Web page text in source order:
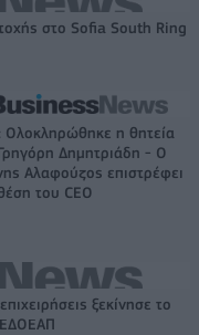
στο Sofia South Ring
Ολοκληρώθηκε η θητεία
Δημητριάδη - Ο
Αλαφούζος επιστρέφει
του CEO
ξεκίνησε το